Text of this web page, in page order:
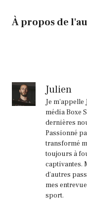
À propos de
Julien
Je m'appelle
média Boxe
dernières
Passionné
transformé
toujours à
captivantes.
d'autres
mes
sport.